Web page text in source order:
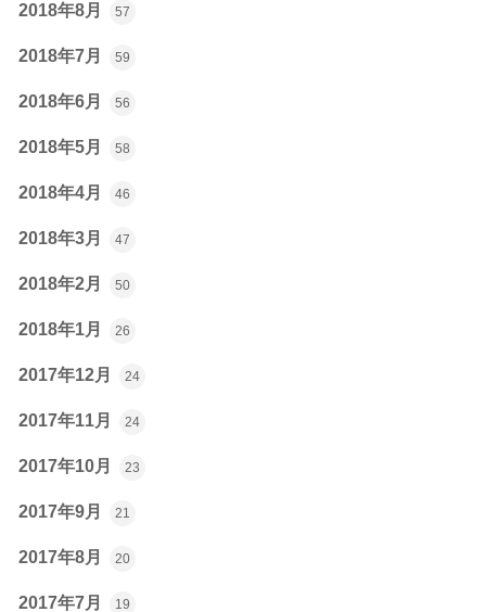
2018年8月 57
2018年7月 59
2018年6月 56
2018年5月 58
2018年4月 46
2018年3月 47
2018年2月 50
2018年1月 26
2017年12月 24
2017年11月 24
2017年10月 23
2017年9月 21
2017年8月 20
2017年7月 19